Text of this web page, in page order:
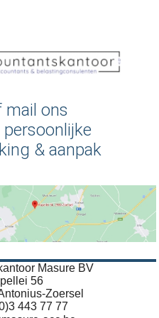
mail ons
& aanpak
Masure BV
56
Zoersel
443 77 77